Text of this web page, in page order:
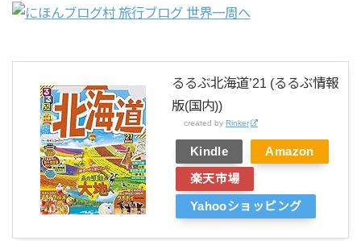
るるぶ北海道’21 (るるぶ情報
版(国内))
created by Rinker
Kindle Amazon
楽天市場
Yahooショッピング